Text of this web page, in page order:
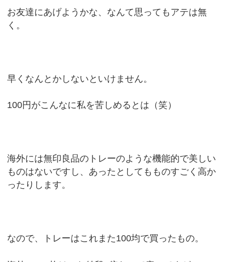
お友達にあげようかな、なんて思ってもアテは無
く。
早くなんとかしないといけません。
100円がこんなに私を苦しめるとは（笑）
海外には無印良品のトレーのような機能的で美しい
ものはないですし、あったとしてもものすごく高か
ったりします。
なので、トレーはこれまた100均で買ったもの。